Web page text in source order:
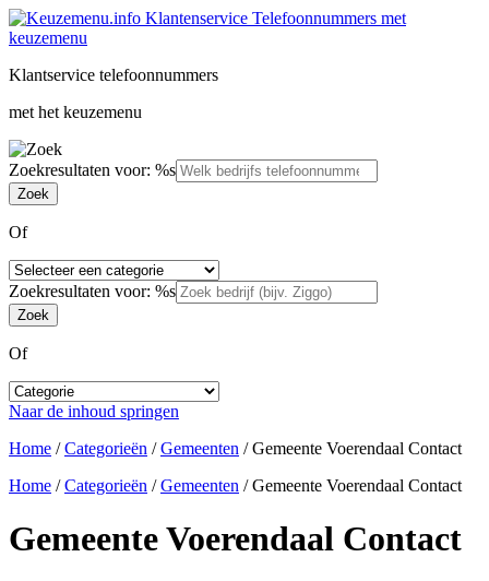
Klantservice telefoonnummers
met het keuzemenu
Zoekresultaten voor: %s
Of
Zoekresultaten voor: %s
Of
Naar de inhoud springen
Home /Categorieën /Gemeenten /Gemeente Voerendaal Contact
Home /Categorieën /Gemeenten /Gemeente Voerendaal Contact
Gemeente Voerendaal Contact